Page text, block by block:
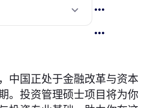
中国正处于金融改革与资本
。投资管理硕士项目将为你